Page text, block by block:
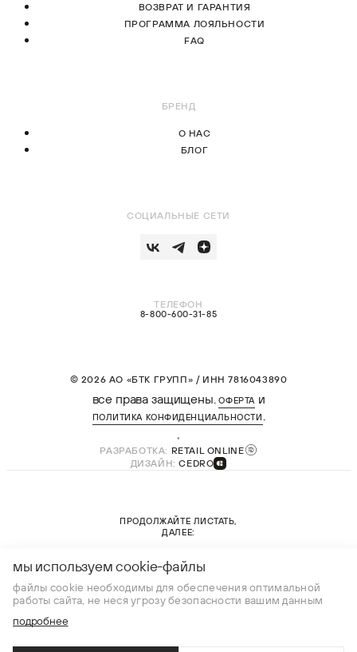
СОЦИАЛЬНЫЕ СЕТИ
ТЕЛЕФОН
8-800-600-31-85
ВОЗВРАТ И ГАРАНТИЯ
ПРОГРАММА ЛОЯЛЬНОСТИ
FAQ
БРЕНД
О НАС
БЛОГ
© 2026 АО «БТК ГРУПП» / ИНН 7816043890
все права защищены.ОФЕРТАи
ПОЛИТИКА КОНФИДЕНЦИАЛЬНОСТИ .
РАЗРАБОТКА: RETAIL ONLINE
ДИЗАЙН:CEDRO
ПРОДОЛЖАЙТЕ ЛИСТАТЬ,
ДАЛЕЕ:
новая коллекция
мы используем cookie-файлы
файлы cookie необходимы для обеспечения оптимальной
работы сайта, не неся угрозу безопасности вашим данным
подробнее